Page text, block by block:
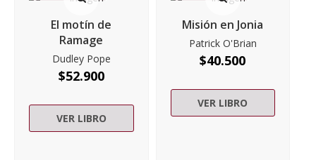
El motín de
Ramage
Dudley Pope
$52.900
VER LIBRO
Misión en Jonia
Patrick O'Brian
$40.500
VER LIBRO